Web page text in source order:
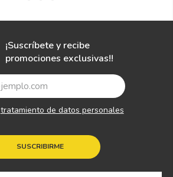
¡Suscríbete y recibe
promociones exclusivas!!
SUSCRIBIRME
tratamiento de datos personales